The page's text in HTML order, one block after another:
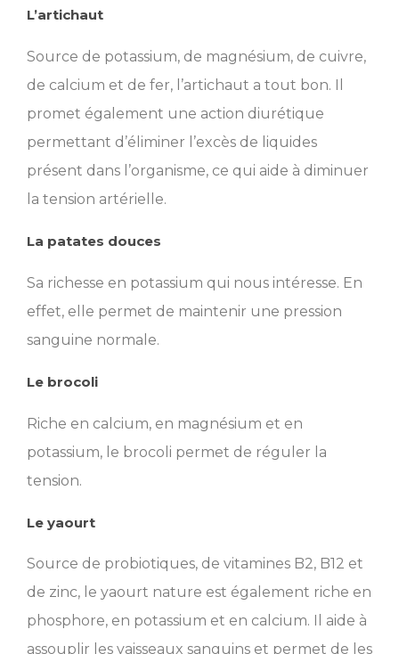
L’artichaut
Source de potassium, de magnésium, de cuivre,
de calcium et de fer, l’artichaut a tout bon. Il
promet également une action diurétique
permettant d’éliminer l’excès de liquides
présent dans l’organisme, ce qui aide à diminuer
la tension artérielle.
La patates douces
Sa richesse en potassium qui nous intéresse. En
effet, elle permet de maintenir une pression
sanguine normale.
Le brocoli
Riche en calcium, en magnésium et en
potassium, le brocoli permet de réguler la
tension.
Le yaourt
Source de probiotiques, de vitamines B2, B12 et
de zinc, le yaourt nature est également riche en
phosphore, en potassium et en calcium. Il aide à
assouplir les vaisseaux sanguins et permet de les